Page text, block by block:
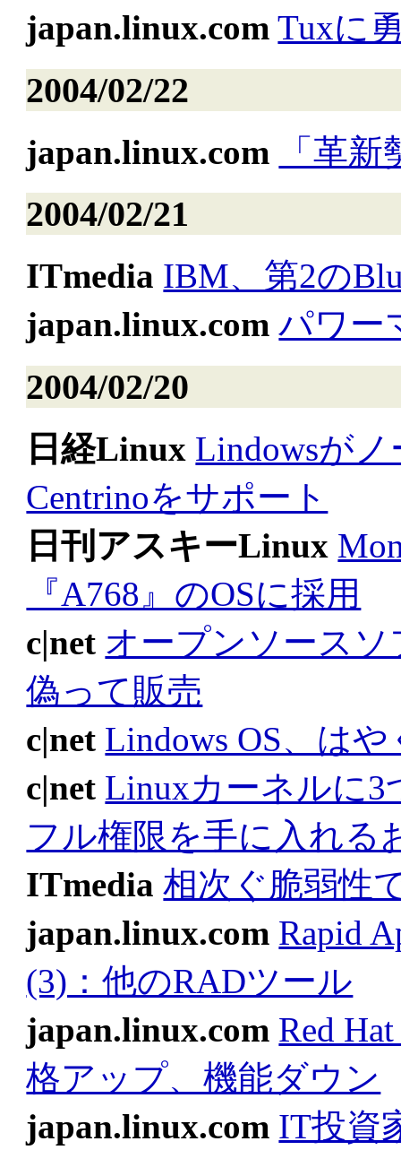
japan.linux.com Tuxに
2004/02/22
japan.linux.com 「革
2004/02/21
ITmedia IBM、第2の
japan.linux.com パワー
2004/02/20
日経Linux Lindowsが
Centrinoをサポート
日刊アスキーLinux
『A768』のOSに採用
c|net オープンソースソ
偽って販売
c|net Lindows OS、は
c|net Linuxカーネルに3
フル権限を手に入れる
ITmedia 相次ぐ脆弱性
japan.linux.com Rapid
(3)：他のRADツール
japan.linux.com Red
格アップ、機能ダウン
japan.linux.com IT投資